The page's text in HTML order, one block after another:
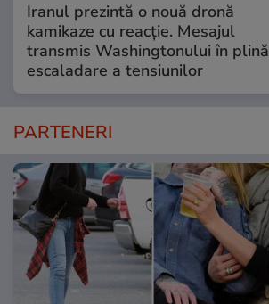
Iranul prezintă o nouă dronă
kamikaze cu reacție. Mesajul
transmis Washingtonului în plină
escaladare a tensiunilor
PARTENERI